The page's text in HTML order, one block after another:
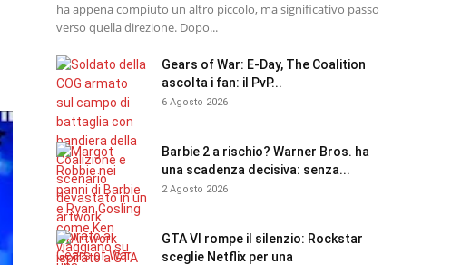
ha appena compiuto un altro piccolo, ma significativo passo
verso quella direzione. Dopo...
Gears of War: E-Day, The Coalition
ascolta i fan: il PvP...
6 Agosto 2026
Barbie 2 a rischio? Warner Bros. ha
una scadenza decisiva: senza...
2 Agosto 2026
GTA VI rompe il silenzio: Rockstar
sceglie Netflix per una